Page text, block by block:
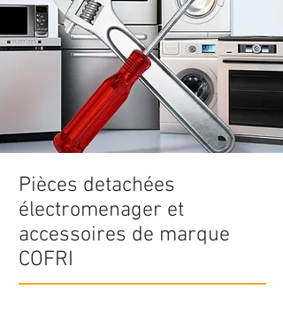
Pièces detachées
électromenager et
accessoires de marque
COFRI